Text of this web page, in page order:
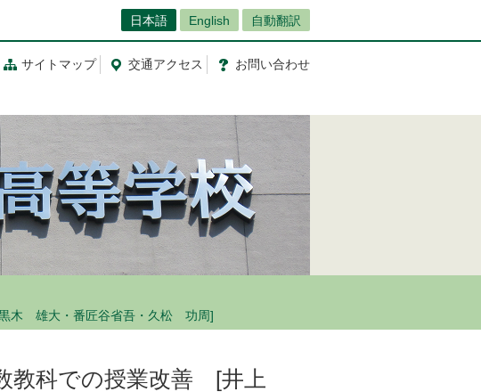
日本語 English 自動翻訳
サイトマップ 交通アクセス お問い合わせ
木 雄大・番匠谷省吾・久松 功周]
教科での授業改善 [井上